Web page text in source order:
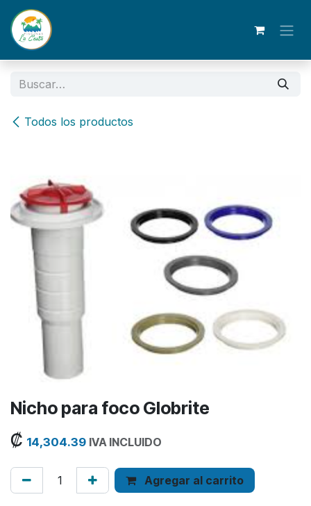
Ir al contenido
Todos los productos
Nicho para foco Globrite
₡ 14,304.39 IVA INCLUIDO
Agregar al carrito